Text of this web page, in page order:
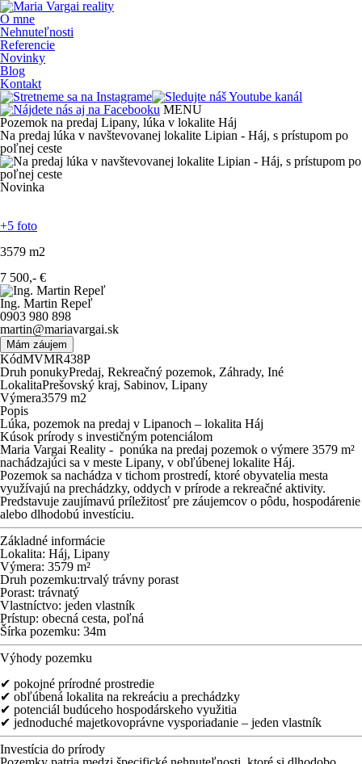
O mne
Nehnuteľnosti
Referencie
Novinky
Blog
Kontakt
MENU
Pozemok na predaj Lipany, lúka v lokalite Háj
Na predaj lúka v navštevovanej lokalite Lipian - Háj, s prístupom po
poľnej ceste
Novinka
+5 foto
3579 m2
7 500,- €
Ing. Martin Repeľ
0903 980 898
martin@mariavargai.sk
Mám záujem
KódMVMR438P
Druh ponukyPredaj, Rekreačný pozemok, Záhrady, Iné
LokalitaPrešovský kraj, Sabinov, Lipany
Výmera3579 m2
Popis
Lúka, pozemok na predaj v Lipanoch – lokalita Háj
Kúsok prírody s investičným potenciálom
Maria Vargai Reality - ponúka na predaj pozemok o výmere 3579 m²
nachádzajúci sa v meste Lipany, v obľúbenej lokalite Háj.
Pozemok sa nachádza v tichom prostredí, ktoré obyvatelia mesta
využívajú na prechádzky, oddych v prírode a rekreačné aktivity.
Predstavuje zaujímavú príležitosť pre záujemcov o pôdu, hospodárenie
alebo dlhodobú investíciu.
Základné informácie
Lokalita: Háj, Lipany
Výmera: 3579 m²
Druh pozemku:trvalý trávny porast
Porast: trávnatý
Vlastníctvo: jeden vlastník
Prístup: obecná cesta, poľná
Šírka pozemku: 34m
Výhody pozemku
✔ pokojné prírodné prostredie
✔ obľúbená lokalita na rekreáciu a prechádzky
✔ potenciál budúceho hospodárskeho využitia
✔ jednoduché majetkovoprávne vysporiadanie – jeden vlastník
Investícia do prírody